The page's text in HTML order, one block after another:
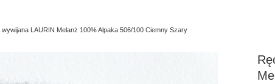
LAURIN Melanż 100% Alpaka 506/100 Ciemny Szary